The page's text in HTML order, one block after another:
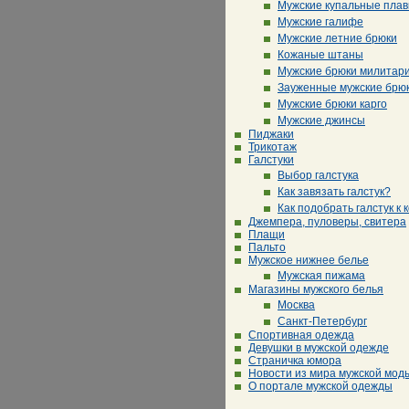
Мужские купальные
Мужские галифе
Мужские летние брюки
Кожаные штаны
Мужские брюки милитари
Зауженные мужские
Мужские брюки карго
Мужские джинсы
Пиджаки
Трикотаж
Галстуки
Выбор галстука
Как завязать галстук?
Как подобрать галстук к
Джемпера, пуловеры, свитера
Плащи
Пальто
Мужское нижнее белье
Мужская пижама
Магазины мужского белья
Москва
Санкт-Петербург
Спортивная одежда
Девушки в мужской одежде
Страничка юмора
Новости из мира мужской
О портале мужской одежды